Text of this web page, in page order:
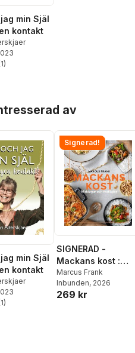
min Själ
kontakt
Totalt antal röster:
1)
av
min Själ
kontakt
Totalt antal röster:
1)
Signerad!
SIGNERAD -
Mackans kost :
Middagar och
matlådor
Marcus Frank
Inbunden, 2026
269 kr